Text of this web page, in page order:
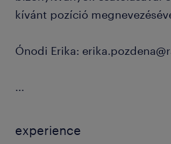
kívánt pozíció
Ónodi Erika:
...
experience